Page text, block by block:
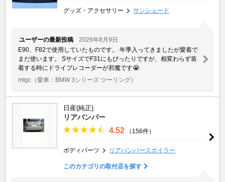
グッズ・アクセサリー サンシェード
ユーザーの最新投稿
2026年8月9日
E90、F82で使用していたものです。 年季入ってきましたが愛着で
まだ使います。 SサイズでF31にもぴったりですが、相変わらず装
着する時にドライブレコーダーが邪魔です😭
mtgc （愛車：BMW 3シリーズ ツーリング）
日産(純正)
リアバンパー
4.52 （156件）
ボディパーツ リアバンパースポイラー
このカテゴリの取付店を探す